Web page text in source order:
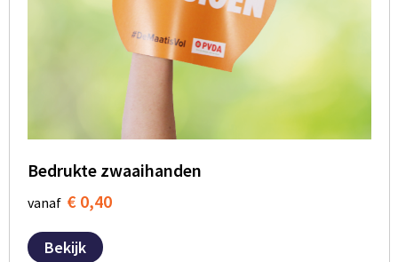
BBQ artikelen
Bedrukte zwaaihanden
vanaf € 0,40
Bekijk